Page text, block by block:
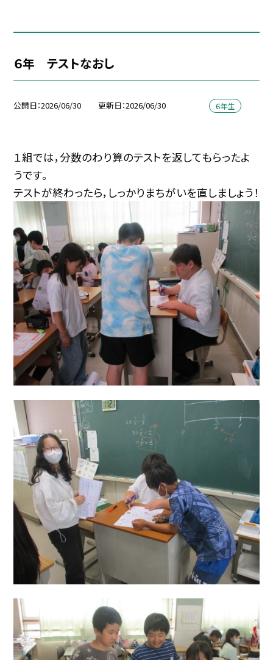
６年 テストなおし
公開日 2026/06/30 更新日 2026/06/30 ６年生
１組では，分数のわり算のテストを返してもらったよ
うです。
テストが終わったら，しっかりまちがいを直しましょう！